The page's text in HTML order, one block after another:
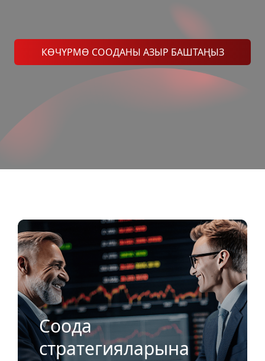
КӨЧҮРМӨ СООДАНЫ АЗЫР БАШТАҢЫЗ
Соода
стратегияларына